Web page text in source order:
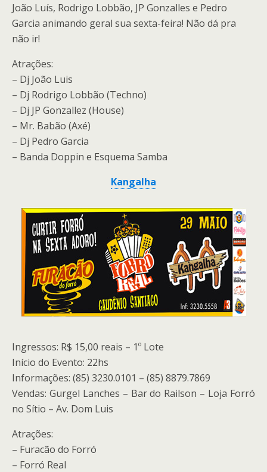
João Luís, Rodrigo Lobbão, JP Gonzalles e Pedro
Garcia animando geral sua sexta-feira! Não dá pra
não ir!
Atrações:
– Dj João Luis
– Dj Rodrigo Lobbão (Techno)
– Dj JP Gonzallez (House)
– Mr. Babão (Axé)
– Dj Pedro Garcia
– Banda Doppin e Esquema Samba
Kangalha
Ingressos: R$ 15,00 reais – 1º Lote
Início do Evento: 22hs
Informações: (85) 3230.0101 – (85) 8879.7869
Vendas: Gurgel Lanches – Bar do Railson – Loja Forró
no Sítio – Av. Dom Luis
Atrações:
– Furacão do Forró
– Forró Real